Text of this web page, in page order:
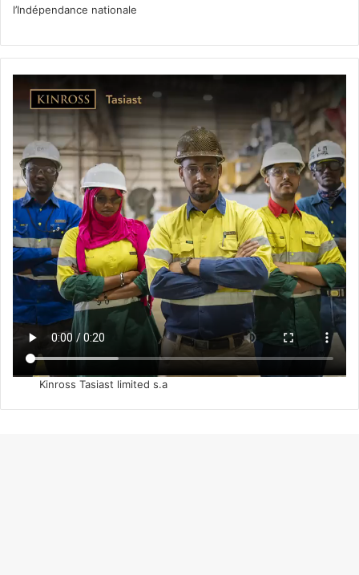
l’Indépendance nationale
Kinross Tasiast limited s.a